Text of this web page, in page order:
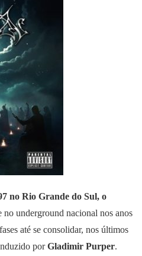
no Rio Grande do Sul, o
no underground nacional nos anos
até se consolidar, nos últimos
porGladimir Purper.